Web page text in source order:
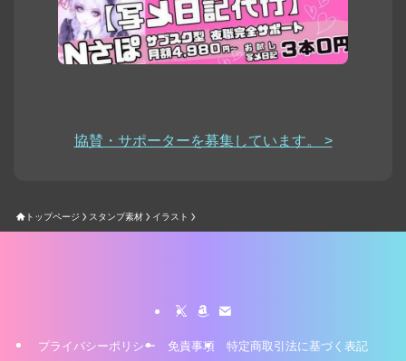
協賛・サポーターを募集しています。 >
トップページ スタンプ素材 イラスト
プライバシーポリシー 免責事項 特定商取引法に基づく表記